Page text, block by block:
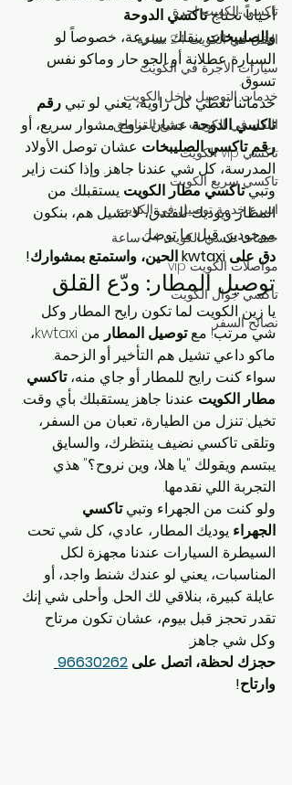
تاكسي الكويت اجرة
النقل في الكويت 24 ساعة
سيارات الأجرة في الكويت
خدمات التوصيل داخل الكويت
النقل في الكويت جميع المناطق
تاكسي vip الكويت
تاكسي سريع الكويت
اسرع خدمة توصيل في الكويت
خدمات تكسي الكويت 24 ساعة
مواصلات الكويت vip
تاكسي جوال الكويت
نصائح السفر
أحياناً تحتاج تاكسي الدوحة
والصليبخات ينقلك بسرعة، خصوصاً لو
السيارة عطلانة أو الجو حار وماكو نفس
تسوق.
خدماتنا تغطي كل زاوية، يعني لو تبي رقم
تاكسي الدوحة عشان تروح مشوار سريع، أو
رقم تاكسي الصليبخات عشان توصل الأولاد
المدرسة، كل شي عندنا جاهز. وإذا كنت زاير
وتبي تاكسي مطار الكويت يستقبلك من
المطار ويوديك للفندق، لا تشيل هم، بنكون
موجودين قبل ما توصل.
دق على kwtaxi الحين، واستمتع بمشوارك!
توصيل المطار: ودّع القلق
يا زين الكويت لما تكون رايح المطار وكل
شي مرتب! مع توصيل المطار
من kwtaxi،
ماكو داعي تشيل هم التأخير أو الزحمة.
سواء كنت رايح للمطار أو جاي منه، تاكسي
مطار الكويت عندنا جاهز يستقبلك بأي وقت.
تخيل: تنزل من الطيارة، تعبان من السفر،
وتلقى تاكسي نضيف ينتظرك، والسايق
يبتسم ويقولك "يا هلا، وين نروح؟" هذي
التجربة اللي نقدمها.
ولو كنت من الجهراء وتبي تاكسي
الجهراء يوديك المطار، عادي، كل شي تحت
السيطرة. السيارات عندنا مجهزة لكل
المناسبات، يعني لو عندك شنط واجد، أو
عايلة كبيرة، بنلاقي لك الحل. وأحلى شي إنك
تقدر تحجز قبل بيوم، عشان تكون مرتاح
وكل شي جاهز.
حجزك لحظة، اتصل على 96630262
وارتاح!